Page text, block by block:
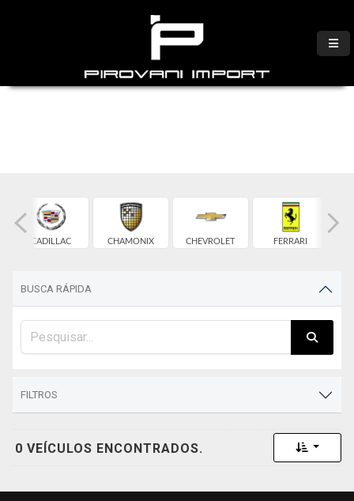
CADILLAC CHAMONIX CHEVROLET FERRARI
BUSCA RÁPIDA
FILTROS
0 VEÍCULOS ENCONTRADOS. Toggle